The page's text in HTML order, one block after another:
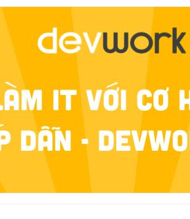
phát triển Quản lý: Chất lượng (Quality) Tiến